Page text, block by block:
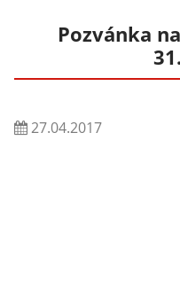
Pozvánka
27.04.2017